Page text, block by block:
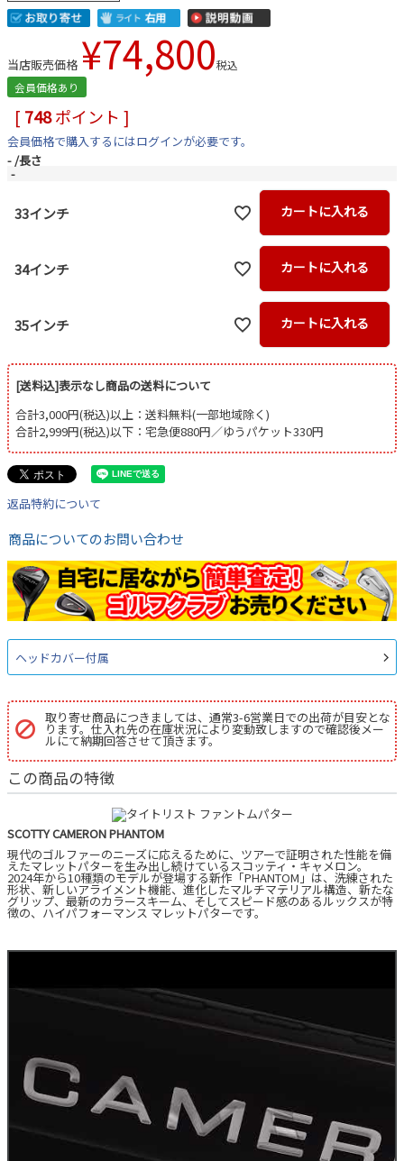
当店販売価格 ¥74,800税込
会員価格あり
[ 748ポイント ]
会員価格で購入するにはログインが必要です。
- 長さ
-
33インチ カートに入れる
34インチ カートに入れる
35インチ カートに入れる
[送料込]表示なし商品の送料について
合計3,000円(税込)以上：送料無料(一部地域除く)
合計2,999円(税込)以下：宅急便880円／ゆうパケット330円
返品特約について
商品についてのお問い合わせ
ヘッドカバー付属
取り寄せ商品につきましては、通常3-6営業日での出荷が目安とな
ります。仕入れ先の在庫状況により変動致しますので確認後メー
ルにて納期回答させて頂きます。
この商品の特徴
SCOTTY CAMERON PHANTOM
現代のゴルファーのニーズに応えるために、ツアーで証明された性能を備
えたマレットパターを生み出し続けているスコッティ・キャメロン。
2024年から10種類のモデルが登場する新作「PHANTOM」は、洗練された
形状、新しいアライメント機能、進化したマルチマテリアル構造、新たな
グリップ、最新のカラースキーム、そしてスピード感のあるルックスが特
徴の、ハイパフォーマンス マレットパターです。